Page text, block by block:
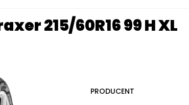
215/60R16 99 H XL
PRODUCENT